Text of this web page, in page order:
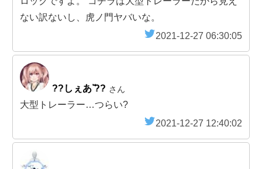
ない訳ないし、虎ノ門ヤバいな。
2021-12-27 06:30:05
??しぇあ ̌̈?? さん
大型トレーラー…つらい?
2021-12-27 12:40:02